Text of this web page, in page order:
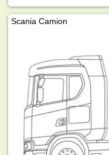
Scania Camion